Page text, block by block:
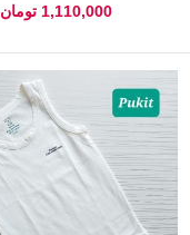
1,110,000 تومان